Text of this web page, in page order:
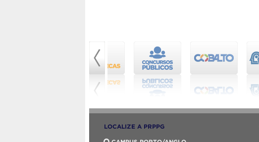
LOCALIZE A PRPPG